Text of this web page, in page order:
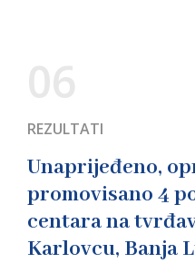
REZULTATI
Unaprijeđeno,
promovisano 4
centara na
Karlovcu, Banja